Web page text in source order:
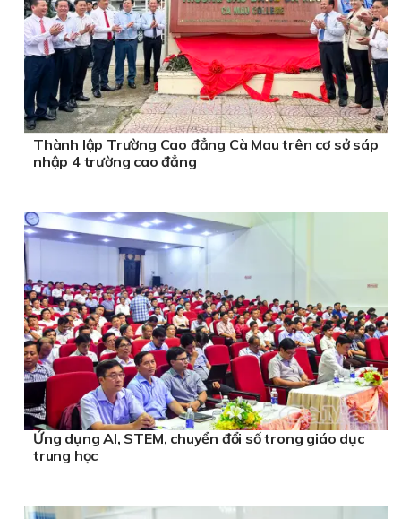
Thành lập Trường Cao đẳng Cà Mau trên cơ sở sáp
nhập 4 trường cao đẳng
Ứng dụng AI, STEM, chuyển đổi số trong giáo dục
trung học